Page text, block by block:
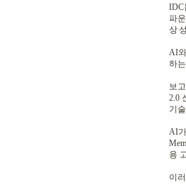
IDC
파
상
AI와
하
보
2.0
기
AI
용
이